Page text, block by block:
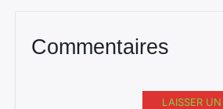
Commentaires
LAISSER